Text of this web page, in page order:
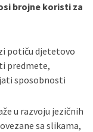
brojne koristi za
potiču djetetovo
predmete,
sposobnosti
u razvoju jezičnih
sa slikama,